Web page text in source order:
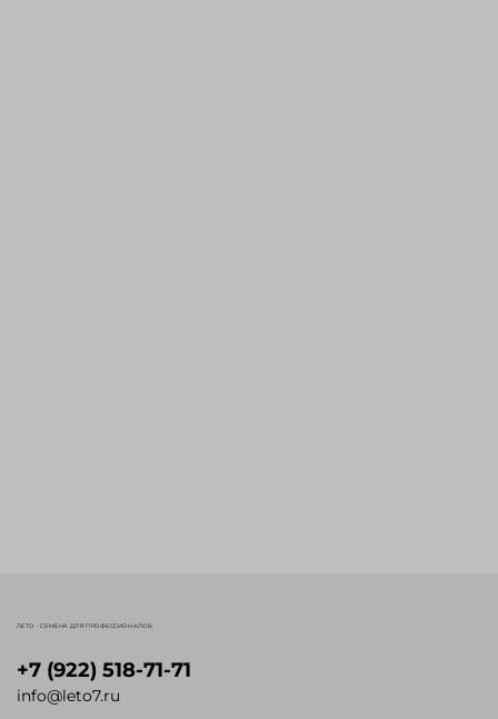
+7 (922) 518-71-71
info@leto7.ru
ЛЕТО - СЕМЕНА ДЛЯ ПРОФЕССИОНАЛОВ